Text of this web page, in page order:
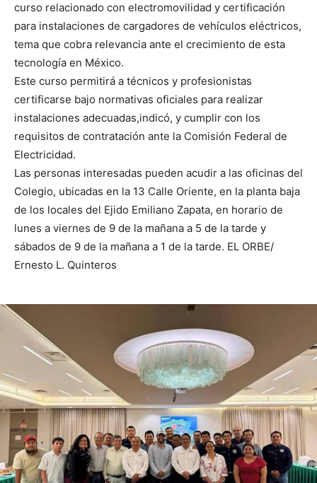
curso relacionado con electromovilidad y certificación
para instalaciones de cargadores de vehículos eléctricos,
tema que cobra relevancia ante el crecimiento de esta
tecnología en México.
Este curso permitirá a técnicos y profesionistas
certificarse bajo normativas oficiales para realizar
instalaciones adecuadas,indicó, y cumplir con los
requisitos de contratación ante la Comisión Federal de
Electricidad.
Las personas interesadas pueden acudir a las oficinas del
Colegio, ubicadas en la 13 Calle Oriente, en la planta baja
de los locales del Ejido Emiliano Zapata, en horario de
lunes a viernes de 9 de la mañana a 5 de la tarde y
sábados de 9 de la mañana a 1 de la tarde. EL ORBE/
Ernesto L. Quinteros